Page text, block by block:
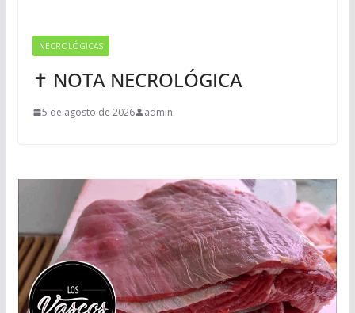
NECROLÓGICAS
✝ NOTA NECROLÓGICA
5 de agosto de 2026 admin